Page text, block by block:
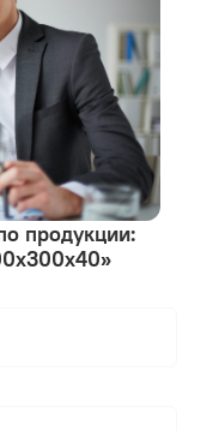
продукции: